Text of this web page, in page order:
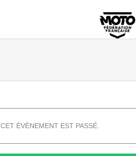
CET ÉVÈNEMENT EST PASSÉ.